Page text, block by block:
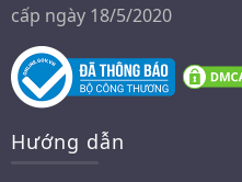
cấp ngày 18/5/2020
Hướng dẫn